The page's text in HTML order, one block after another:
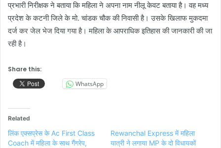
प्रभारी निरीक्षक ने बताया कि महिला ने अपना नाम नीलू केवट बताया है। वह मध्य
प्रदेश के कटनी जिले के मो. चांडक चौक की निवासी है। उसके खिलाफ मुकदमा
दर्ज कर जेल भेज दिया गया है। महिला के आपराधिक इतिहास की जानकारी की जा
रही है।
Share this:
WhatsApp
Related
लिंक एक्सप्रेस के Ac First Class
Coach में महिला के साथ गैंगरेप,
Rewanchal Express में महिला
यात्री ने लगाया MP के दो विधायकों